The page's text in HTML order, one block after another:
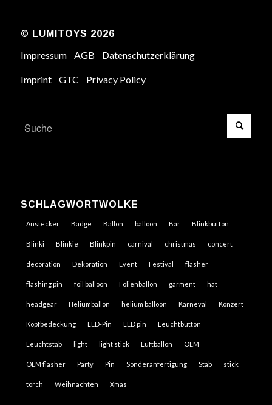
© LUMITOYS 2026
Impressum AGB Datenschutzerklärung
Imprint GTC Privacy Policy
SCHLAGWORTWOLKE
Anstecker Badge Ballon balloon Bar Blinkbutton
Blinki Blinkie Blinkpin carnival christmas concert
decoration Dekoration Event Festival flasher
flashing pin foil balloon Folienballon garment hat
headgear Heliumballon helium balloon Karneval Konzert
Kopfbedeckung LED-Pin LED pin Leuchtbutton
Leuchtstab light light stick Luftballon OEM
OEM flasher Party Pin Sonderanfertigung Stab stick
torch Weihnachten Xmas